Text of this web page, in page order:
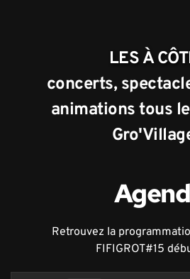
LES À
concerts,
animations tous
Retrouvez la
FIFIGROT#15